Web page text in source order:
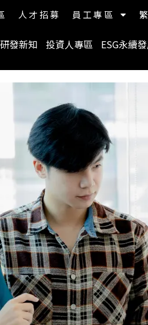
人才招募 員工專區
研發新知 投資人專區 ESG永續